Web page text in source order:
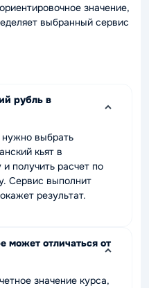
значение,
выбранный сервис
рубль в
выбрать
кьят в
получить расчет по
Сервис выполнит
результат.
может отличаться от
значение курса,